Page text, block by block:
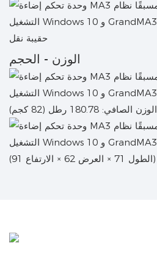
حقيبة نقل
الوزن - الحجم
الوزن الصافي: 180.78 رطل (82 كجم)